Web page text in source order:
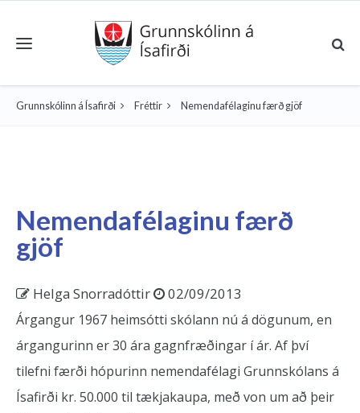
Toggle navigation
Grunnskólinn á Ísafirði Fréttir Nemendafélaginu færð gjöf
Nemendafélaginu færð
gjöf
Helga Snorradóttir 02/09/2013
Árgangur 1967 heimsótti skólann nú á dögunum, en
árgangurinn er 30 ára gagnfræðingar í ár. Af því
tilefni færði hópurinn nemendafélagi Grunnskólans á
Ísafirði kr. 50.000 til tækjakaupa, með von um að þeir